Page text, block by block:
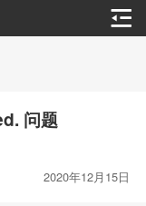
问题
2020年12月15日